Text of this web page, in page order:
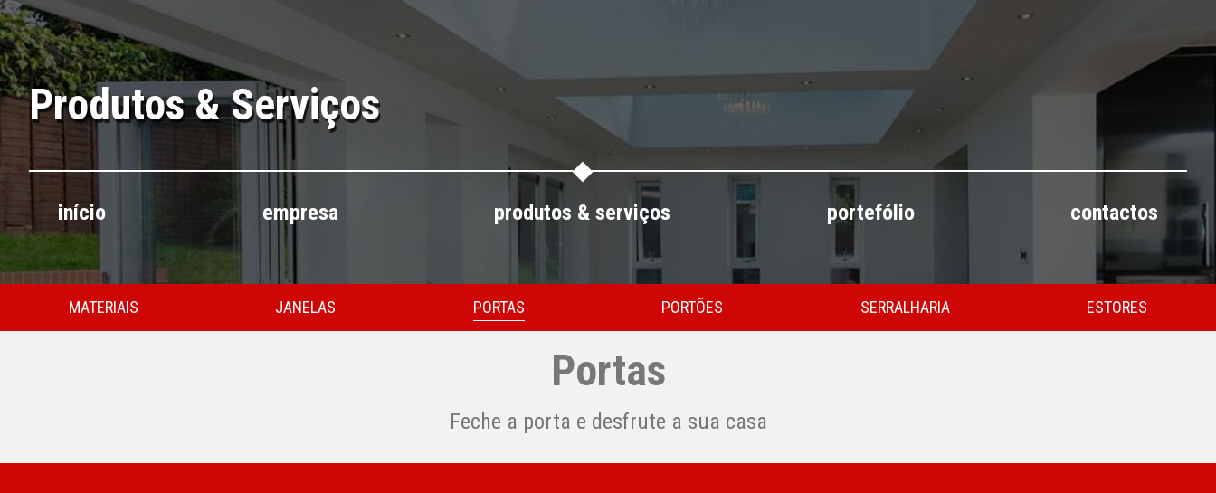
Produtos & Serviços
início empresa produtos & serviços portefólio contactos
MATERIAIS JANELAS PORTAS PORTÕES SERRALHARIA ESTORES
Portas
Feche a porta e desfrute a sua casa